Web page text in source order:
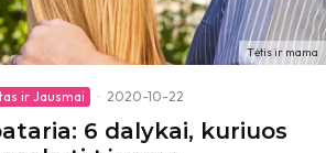
Tėtis ir mama
ir Jausmai · 2020-10-22
6 dalykai, kuriuos